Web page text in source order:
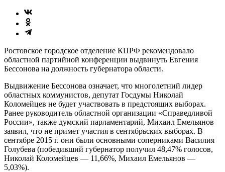
Ростовское городское отделение КПРФ рекомендовало
областной партийной конференции выдвинуть Евгения
Бессонова на должность губернатора области.
Выдвижение Бессонова означает, что многолетний лидер
областных коммунистов, депутат Госдумы Николай
Коломейцев не будет участвовать в предстоящих выборах.
Ранее руководитель областной организации «Справедливой
России», также думский парламентарий, Михаил Емельянов
заявил, что не примет участия в сентябрьских выборах. В
сентябре 2015 г. они были основными соперниками Василия
Голубева (победивший губернатор получил 48,47% голосов,
Николай Коломейцев — 11,66%, Михаил Емельянов —
5,03%).